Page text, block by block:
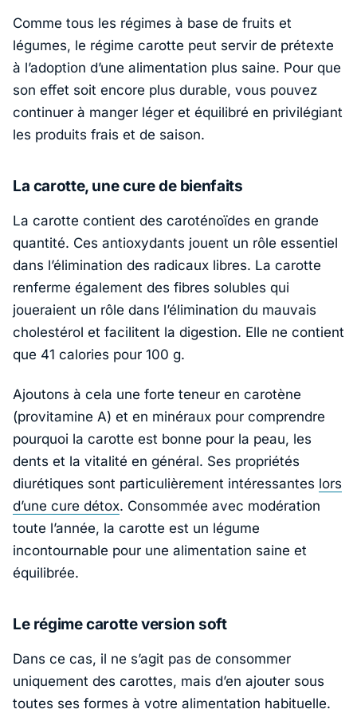
Comme tous les régimes à base de fruits et
légumes, le régime carotte peut servir de prétexte
à l’adoption d’une alimentation plus saine. Pour que
son effet soit encore plus durable, vous pouvez
continuer à manger léger et équilibré en privilégiant
les produits frais et de saison.
La carotte, une cure de bienfaits
La carotte contient des caroténoïdes en grande
quantité. Ces antioxydants jouent un rôle essentiel
dans l’élimination des radicaux libres. La carotte
renferme également des fibres solubles qui
joueraient un rôle dans l’élimination du mauvais
cholestérol et facilitent la digestion. Elle ne contient
que 41 calories pour 100 g.
Ajoutons à cela une forte teneur en carotène
(provitamine A) et en minéraux pour comprendre
pourquoi la carotte est bonne pour la peau, les
dents et la vitalité en général. Ses propriétés
diurétiques sont particulièrement intéressantes lors
d’une cure détox. Consommée avec modération
toute l’année, la carotte est un légume
incontournable pour une alimentation saine et
équilibrée.
Le régime carotte version soft
Dans ce cas, il ne s’agit pas de consommer
uniquement des carottes, mais d’en ajouter sous
toutes ses formes à votre alimentation habituelle.